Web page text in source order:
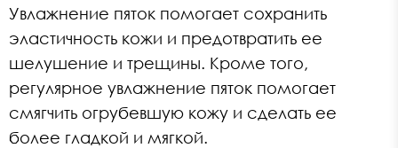
Увлажнение пяток помогает сохранить
эластичность кожи и предотвратить ее
шелушение и трещины. Кроме того,
регулярное увлажнение пяток помогает
смягчить огрубевшую кожу и сделать ее
более гладкой и мягкой.